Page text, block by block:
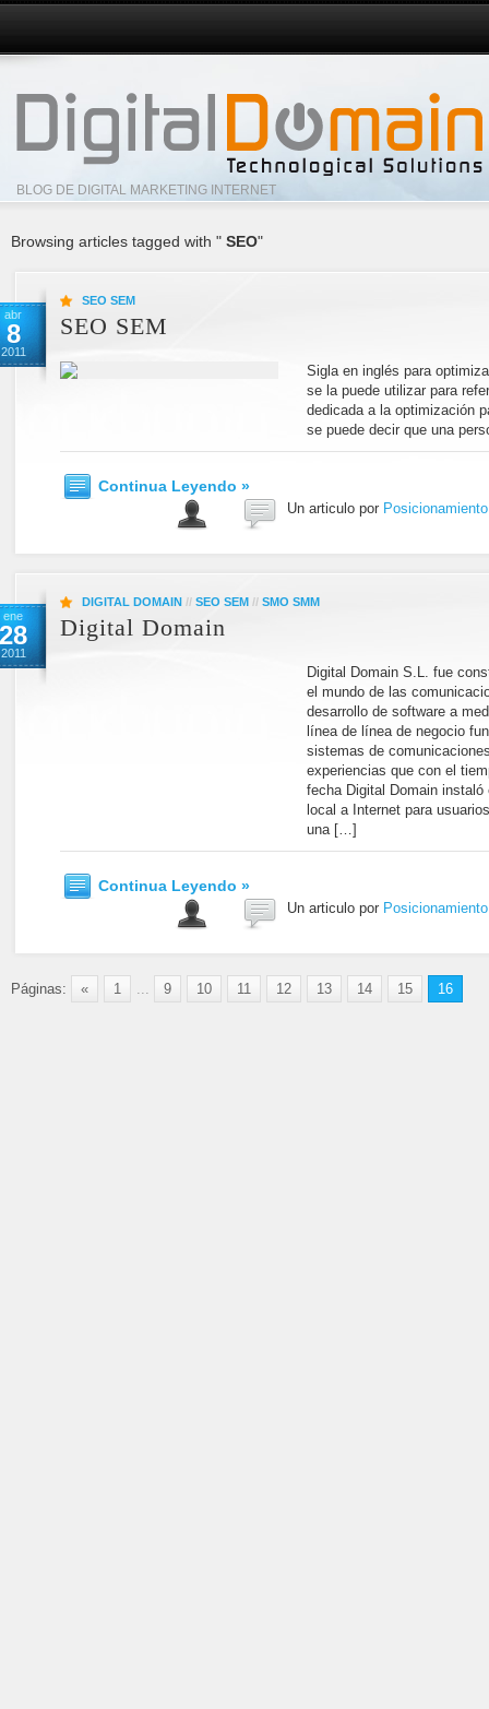
BLOG DE DIGITAL MARKETING INTERNET
Browsing articles tagged with " SEO"
abr
8
2011
SEO SEM
SEO SEM
Sigla en inglés para
se la puede utilizar para
dedicada a la optimización
se puede decir que una
Continua Leyendo »
Un articulo por
ene
28
2011
DIGITAL DOMAIN // SEO SEM // SMO SMM
Digital Domain
Digital Domain S.L. fue
el mundo de las
desarrollo de software a
línea de línea de negocio
sistemas de
experiencias que con el
fecha Digital Domain
local a Internet para
una […]
Continua Leyendo »
Un articulo por
Páginas: « 1 ... 9 10 11 12 13 14 15 16